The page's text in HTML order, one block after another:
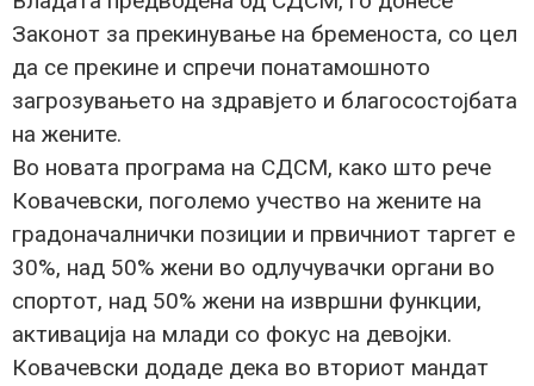
Законот за прекинување на бременоста, со цел
да се прекине и спречи понатамошното
загрозувањето на здравјето и благосостојбата
на жените.
Во новата програма на СДСМ, како што рече
Ковачевски, поголемо учество на жените на
градоначалнички позиции и првичниот таргет е
30%, над 50% жени во одлучувачки органи во
спортот, над 50% жени на извршни функции,
активација на млади со фокус на девојки.
Ковачевски додаде дека во вториот мандат